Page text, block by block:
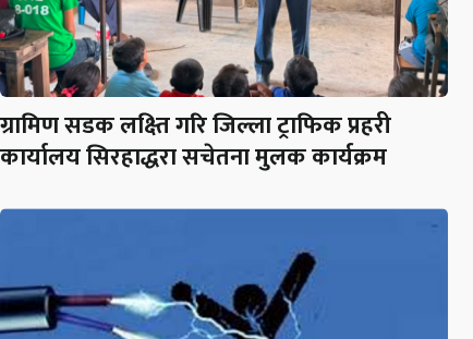
ग्रामिण सडक लक्ष्ति गरि जिल्ला ट्राफिक प्रहरी
कार्यालय सिरहाद्धरा सचेतना मुलक कार्यक्रम